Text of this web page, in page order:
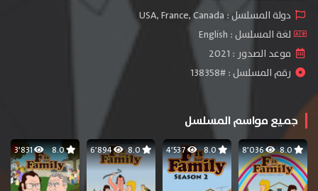
دولة المسلسل : USA, France, Canada
لغة المسلسل : English
موعد الصدور : 2021
رقم المسلسل : #138358
جميع مواسم المسلسل
8.0 8٬036 8.0 4٬537 8.0 6٬894 8.0 3٬831